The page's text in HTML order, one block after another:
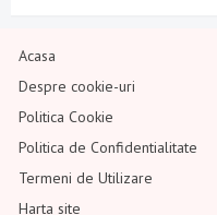
Acasa
Despre cookie-uri
Politica Cookie
Politica de Confidentialitate
Termeni de Utilizare
Harta site